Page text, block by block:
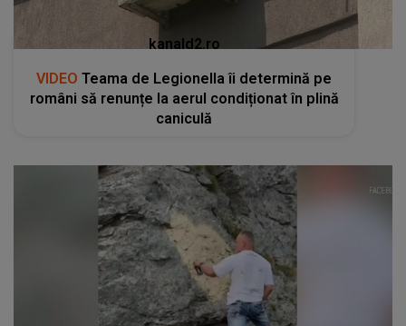
kanald2.ro
VIDEO Teama de Legionella îi determină pe
români să renunțe la aerul condiționat în plină
caniculă